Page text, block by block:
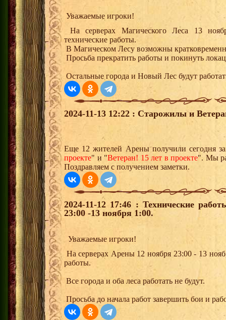
Уважаемые игроки!
На серверах Магического Леса 13
технические работы.
В Магическом Лесу возможны
Просьба прекратить работы и покинуть
Остальные города и Новый Лес будут
2024-11-13 12:22 : Старожилы и
Еще 12 жителей Арены получили сегодня
проекте" и "Ветеран! 15 лет в проекте". Мы
Поздравляем с получением заметки.
2024-11-12 17:46 : Технические
23:00 -13 ноября 1:00.
Уважаемые игроки!
На серверах Арены 12 ноября 23:00 - 13
работы.
Все города и оба леса работать не будут.
Просьба до начала работ завершить бои и